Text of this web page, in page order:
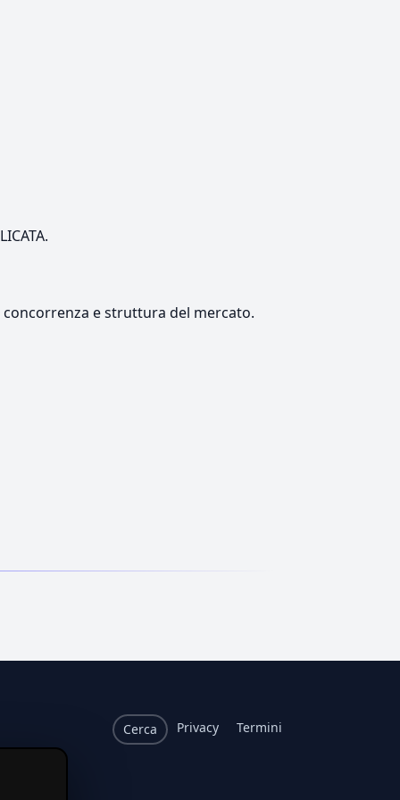
e struttura del mercato.
Cerca Privacy Termini